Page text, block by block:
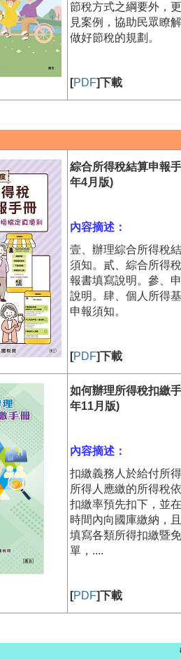
節稅方式之綱要外，
見案例，協助民眾瞭解
做好節稅的規劃。
[PDF]下載
綜合所得稅結算申報
年4月版)
內容摘述：
壹、辦理綜合所得稅
須知。貳、綜合所得
報書填寫說明。參、
說明。肆、個人所得
申報須知。
[PDF]下載
如何辦理所得稅扣繳
年11月版)
內容摘述：
扣繳義務人於給付所
所得人應繳的所得稅
扣繳率預先扣下，並
時間內向國庫繳納，
填寫各類所得扣繳暨
單，....
[PDF]下載